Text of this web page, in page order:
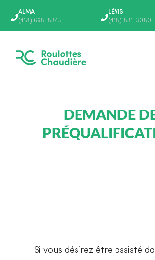
contenu
ALMA
(418) 668-8345
LÉVIS
(418) 831-3080
DEMANDE
Si vous désirez être assisté